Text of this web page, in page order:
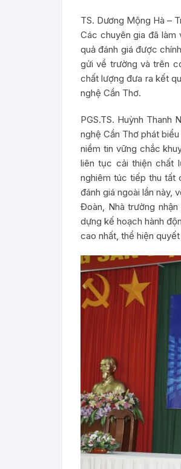
TS. Dương Mộng Hà –
Các chuyên gia đã
quả đánh giá được
gửi về trường và trên
chất lượng đưa ra kết
nghệ Cần Thơ.
PGS.TS. Huỳnh
nghệ Cần Thơ phát
niềm tin vững chắc
liên tục cải thiện chất
nghiêm túc tiếp thu tất
đánh giá ngoài lần này,
Đoàn, Nhà trường
dựng kế hoạch hành
cao nhất, thể hiện